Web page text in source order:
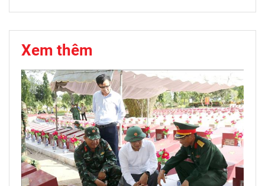
Xem thêm